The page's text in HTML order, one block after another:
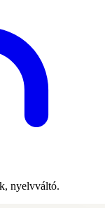
nyelvváltó.